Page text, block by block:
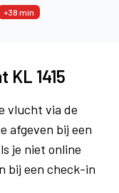
+38 min
KL 1415
vlucht via de
afgeven bij een
je niet online
bij een check-in